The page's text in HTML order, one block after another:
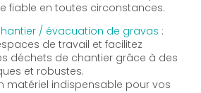
fiable en toutes circonstances.
/ évacuation de gravas :
de travail et facilitez
déchets de chantier grâce à des
et robustes.
matériel indispensable pour vos